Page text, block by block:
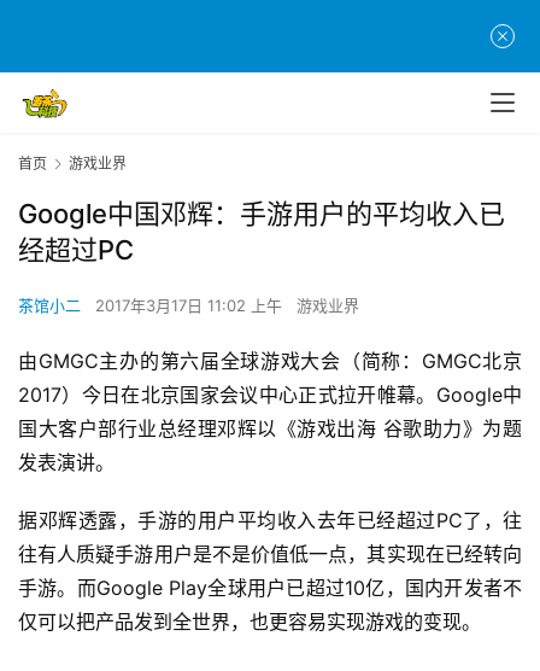
首页 游戏业界
Google中国邓辉：手游用户的平均收入已
经超过PC
茶馆小二 2017年3月17日 11:02 上午 游戏业界
由GMGC主办的第六届全球游戏大会（简称：GMGC北京
2017）今日在北京国家会议中心正式拉开帷幕。Google中
国大客户部行业总经理邓辉以《游戏出海 谷歌助力》为题
发表演讲。
据邓辉透露，手游的用户平均收入去年已经超过PC了，往
往有人质疑手游用户是不是价值低一点，其实现在已经转向
手游。而Google Play全球用户已超过10亿，国内开发者不
仅可以把产品发到全世界，也更容易实现游戏的变现。